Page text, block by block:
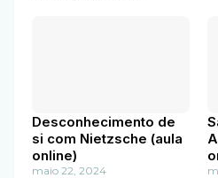
Desconhecimento de
si com Nietzsche (aula
online)
maio 22, 2024